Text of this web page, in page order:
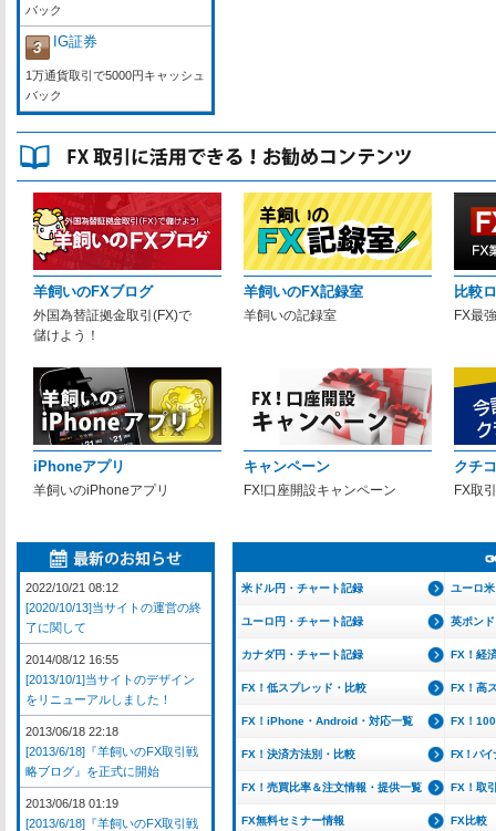
バック
IG証券
1万通貨取引で5000円キャッシュ
バック
羊飼いのFXブログ
外国為替証拠金取引(FX)で
儲けよう！
羊飼いのFX記録室
羊飼いの記録室
比較
FX最
iPhoneアプリ
羊飼いのiPhoneアプリ
キャンペーン
FX!口座開設キャンペーン
クチ
FX取
米ドル円・チャート記録 ユーロ
ユーロ円・チャート記録 英ポン
カナダ円・チャート記録 FX！経
FX！低スプレッド・比較 FX！高
FX！iPhone・Android・対応一覧 FX！
FX！決済方法別・比較 FX！バイ
FX！売買比率＆注文情報・提供一覧 FX！取
FX無料セミナー情報 FX比較
2022/10/21 08:12
[2020/10/13]当サイトの運営の終
了に関して
2014/08/12 16:55
[2013/10/1]当サイトのデザイン
をリニューアルしました！
2013/06/18 22:18
[2013/6/18]『羊飼いのFX取引戦
略ブログ』を正式に開始
2013/06/18 01:19
[2013/6/18]『羊飼いのFX取引戦